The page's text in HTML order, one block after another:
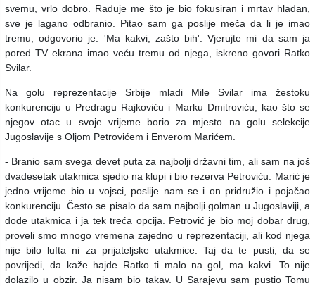
svemu, vrlo dobro. Raduje me što je bio fokusiran i mrtav hladan,
sve je lagano odbranio. Pitao sam ga poslije meča da li je imao
tremu, odgovorio je: 'Ma kakvi, zašto bih'. Vjerujte mi da sam ja
pored TV ekrana imao veću tremu od njega, iskreno govori Ratko
Svilar.
Na golu reprezentacije Srbije mladi Mile Svilar ima žestoku
konkurenciju u Predragu Rajkoviću i Marku Dmitroviću, kao što se
njegov otac u svoje vrijeme borio za mjesto na golu selekcije
Jugoslavije s Oljom Petrovićem i Enverom Marićem.
- Branio sam svega devet puta za najbolji državni tim, ali sam na još
dvadesetak utakmica sjedio na klupi i bio rezerva Petroviću. Marić je
jedno vrijeme bio u vojsci, poslije nam se i on pridružio i pojačao
konkurenciju. Često se pisalo da sam najbolji golman u Jugoslaviji, a
dođe utakmica i ja tek treća opcija. Petrović je bio moj dobar drug,
proveli smo mnogo vremena zajedno u reprezentaciji, ali kod njega
nije bilo lufta ni za prijateljske utakmice. Taj da te pusti, da se
povrijedi, da kaže hajde Ratko ti malo na gol, ma kakvi. To nije
dolazilo u obzir. Ja nisam bio takav. U Sarajevu sam pustio Tomu